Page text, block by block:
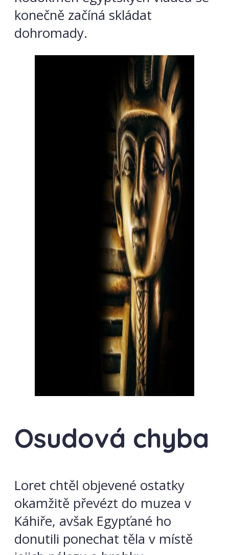
konečně začíná skládat
dohromady.
Osudová chyba
Loret chtěl objevené ostatky
okamžitě převézt do muzea v
Káhiře, avšak Egypťané ho
donutili ponechat těla v místě